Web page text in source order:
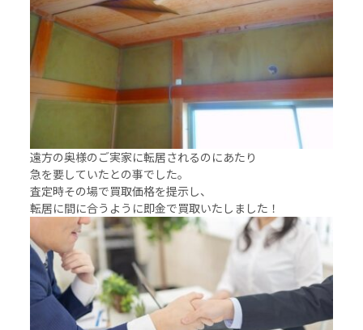
遠方の奥様のご実家に転居されるのにあたり
急を要していたとの事でした。
査定時その場で買取価格を提示し、
転居に間に合うように即金で買取いたしました！